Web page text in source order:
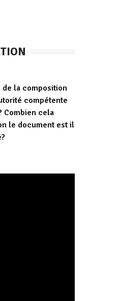
de la composition
compétente
Combien cela
le document est il